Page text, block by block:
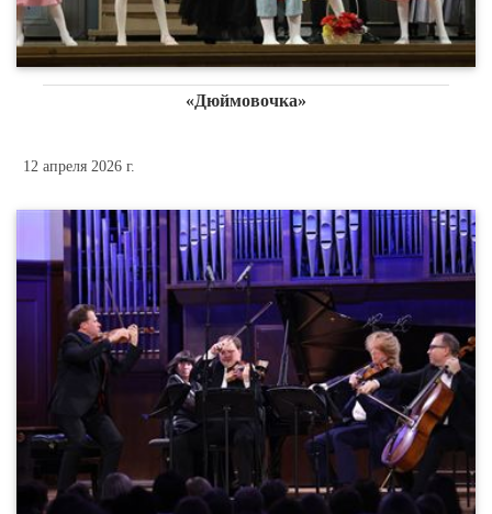
«Дюймовочка»
12 апреля 2026 г.